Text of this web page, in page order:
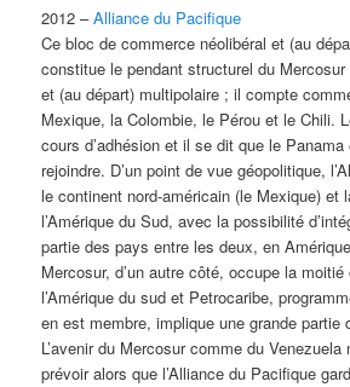
2012 –Alliance du Pacifique
Ce bloc de commerce néolibéral et (au
constitue le pendant structurel du
et (au départ) multipolaire ; il compte
Mexique, la Colombie, le Pérou et le Chili.
cours d’adhésion et il se dit que le
rejoindre. D’un point de vue géopolitique,
le continent nord-américain (le Mexique) et
l’Amérique du Sud, avec la possibilité
partie des pays entre les deux, en
Mercosur, d’un autre côté, occupe la
l’Amérique du sud et Petrocaribe,
en est membre, implique une grande partie
L’avenir du Mercosur comme du Venezuela
prévoir alors que l’Alliance du Pacifique